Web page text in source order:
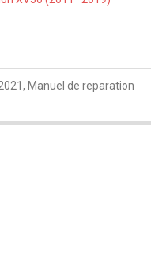
Manuel de reparation